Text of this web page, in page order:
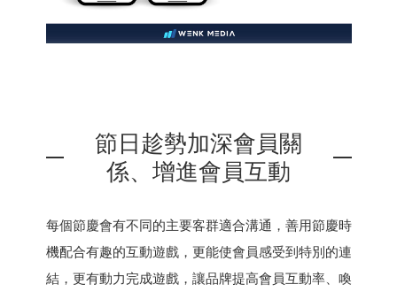
節日趁勢加深會員關
係、增進會員互動
每個節慶會有不同的主要客群適合溝通，善用節慶時
機配合有趣的互動遊戲，更能使會員感受到特別的連
結，更有動力完成遊戲，讓品牌提高會員互動率、喚